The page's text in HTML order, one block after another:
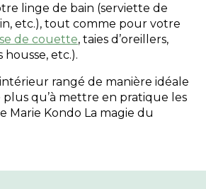
linge de bain (serviette de
etc.), tout comme pour votre
de couette, taies d’oreillers,
housse, etc.).
rangé de manière idéale
plus qu’à mettre en pratique les
Marie Kondo La magie du